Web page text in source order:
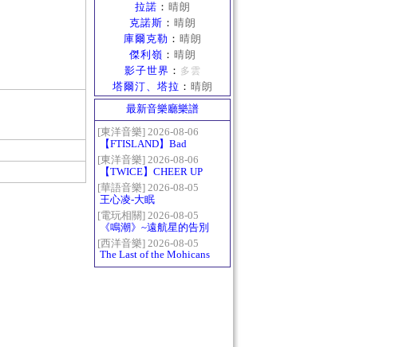
拉諾 ： 晴朗
克諾斯 ： 晴朗
庫爾克勒 ： 晴朗
傑利嶺 ： 晴朗
影子世界 ： 多雲
塔爾汀、塔拉 ： 晴朗
最新音樂廳樂譜
[東洋音樂] 2026-08-06
【FTISLAND】Bad
Woman
[東洋音樂] 2026-08-06
【TWICE】CHEER UP
[華語音樂] 2026-08-05
王心凌-大眠
[電玩相關] 2026-08-05
《鳴潮》~遠航星的告別
[西洋音樂] 2026-08-05
The Last of the Mohicans
最後的莫西乾人